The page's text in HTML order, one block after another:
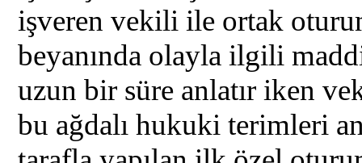
işveren vekili ile ortak
beyanında olayla ilgili
uzun bir süre anlatır iken
bu ağdalı hukuki terimleri